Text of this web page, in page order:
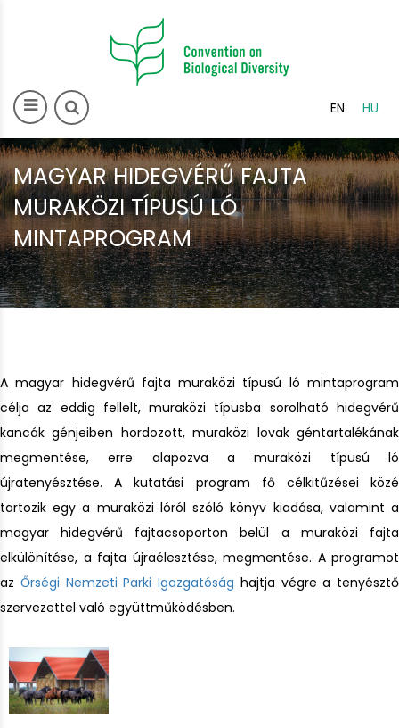
EN HU
MAGYAR HIDEGVÉRŰ FAJTA
MURAKÖZI TÍPUSÚ LÓ
MINTAPROGRAM
A magyar hidegvérű fajta muraközi típusú ló mintaprogram
célja az eddig fellelt, muraközi típusba sorolható hidegvérű
kancák génjeiben hordozott, muraközi lovak géntartalékának
megmentése, erre alapozva a muraközi típusú ló
újratenyésztése. A kutatási program fő célkitűzései közé
tartozik egy a muraközi lóról szóló könyv kiadása, valamint a
magyar hidegvérű fajtacsoporton belül a muraközi fajta
elkülönítése, a fajta újraélesztése, megmentése. A programot
az Őrségi Nemzeti Parki Igazgatóság hajtja végre a tenyésztő
szervezettel való együttműködésben.